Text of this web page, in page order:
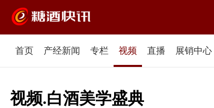
首页 产经新闻 专栏 视频 直播 展销中心
视频.白酒美学盛典